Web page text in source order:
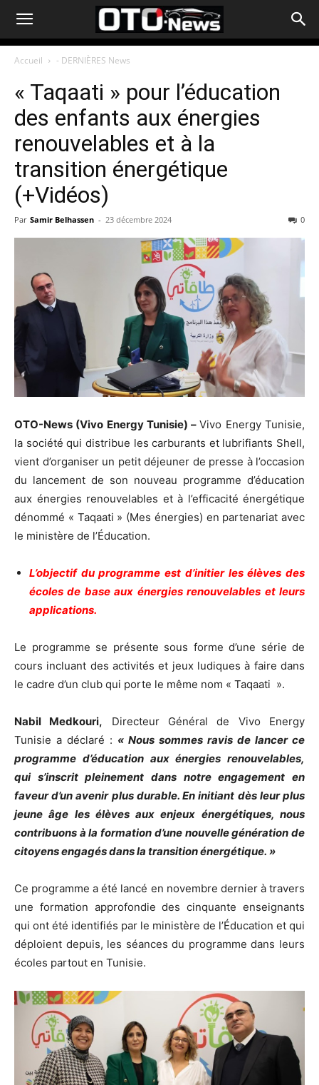
Accueil - DERNIÈRES News
« Taqaati » pour l’éducation
des enfants aux énergies
renouvelables et à la
transition énergétique
(+Vidéos)
Par Samir Belhassen - 23 décembre 2024 0
OTO-News (Vivo Energy Tunisie) –Vivo Energy Tunisie,
la société qui distribue les carburants et lubrifiants Shell,
vient d’organiser un petit déjeuner de presse à l’occasion
du lancement de son nouveau programme d’éducation
aux énergies renouvelables et à l’efficacité énergétique
dénommé « Taqaati » (Mes énergies) en partenariat avec
le ministère de l’Éducation.
L’objectif du programme est d’initier les élèves des
écoles de base aux énergies renouvelables et leurs
applications.
Le programme se présente sous forme d’une série de
cours incluant des activités et jeux ludiques à faire dans
le cadre d’un club qui porte le même nom « Taqaati ».
Nabil Medkouri, Directeur Général de Vivo Energy
Tunisie a déclaré : « Nous sommes ravis de lancer ce
programme d’éducation aux énergies renouvelables,
qui s’inscrit pleinement dans notre engagement en
faveur d’un avenir plus durable. En initiant dès leur plus
jeune âge les élèves aux enjeux énergétiques, nous
contribuons à la formation d’une nouvelle génération de
citoyens engagés dans la transition énergétique. »
Ce programme a été lancé en novembre dernier à travers
une formation approfondie des cinquante enseignants
qui ont été identifiés par le ministère de l’Éducation et qui
déploient depuis, les séances du programme dans leurs
écoles partout en Tunisie.